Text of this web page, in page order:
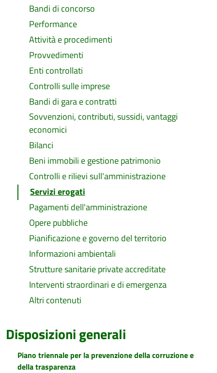
Bandi di concorso
Performance
Attività e procedimenti
Provvedimenti
Enti controllati
Controlli sulle imprese
Bandi di gara e contratti
Sovvenzioni, contributi, sussidi, vantaggi
economici
Bilanci
Beni immobili e gestione patrimonio
Controlli e rilievi sull'amministrazione
Servizi erogati
Pagamenti dell'amministrazione
Opere pubbliche
Pianificazione e governo del territorio
Informazioni ambientali
Strutture sanitarie private accreditate
Interventi straordinari e di emergenza
Altri contenuti
Disposizioni generali
Piano triennale per la prevenzione della corruzione e
della trasparenza